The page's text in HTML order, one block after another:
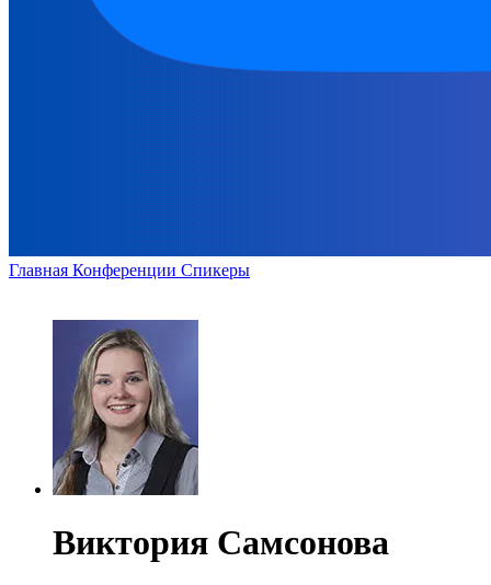
Главная Конференции Спикеры
Виктория Самсонова